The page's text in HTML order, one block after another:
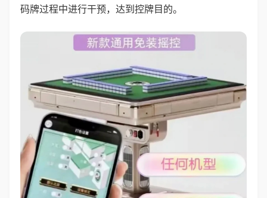
码牌过程中进行干预，达到控牌目的。